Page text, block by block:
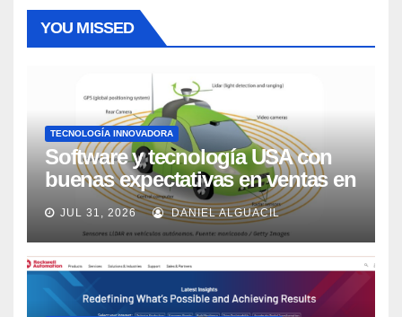
YOU MISSED
TECNOLOGÍA INNOVADORA
Software y tecnología USA con
buenas expectativas en ventas en
los próximos 2 años, según
Market Watch
JUL 31, 2026 DANIEL ALGUACIL